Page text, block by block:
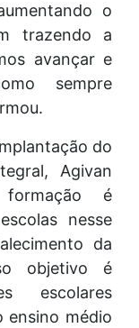
o
trazendo a
avançar e
sempre
do
Agivan
é
nesse
da
objetivo é
escolares
ensino médio